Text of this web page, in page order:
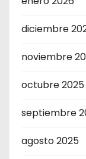
diciembre
noviembre
octubre 2025
septiembre
agosto 2025